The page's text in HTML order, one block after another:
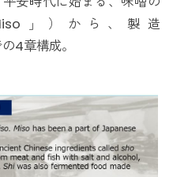
」）から、製造
4章構成。